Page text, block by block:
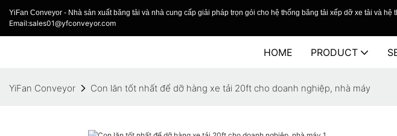
YiFan Conveyor - Nhà sản xuất băng tải và nhà cung cấp giải pháp trọn gói cho hệ thống băng tải xếp dỡ xe tải và hệ
Email:sales01@yfconveyor.com
HOME PRODUCT
YiFan Conveyor Con lăn tốt nhất để dỡ hàng xe tải 20ft cho doanh nghiệp, nhà máy